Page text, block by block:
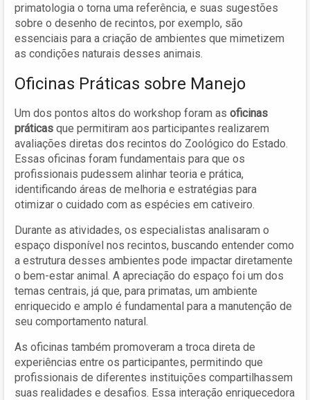
primatologia o torna uma referência, e suas sugestões
sobre o desenho de recintos, por exemplo, são
essenciais para a criação de ambientes que mimetizem
as condições naturais desses animais.
Oficinas Práticas sobre Manejo
Um dos pontos altos do workshop foram as oficinas
práticas que permitiram aos participantes realizarem
avaliações diretas dos recintos do Zoológico do Estado.
Essas oficinas foram fundamentais para que os
profissionais pudessem alinhar teoria e prática,
identificando áreas de melhoria e estratégias para
otimizar o cuidado com as espécies em cativeiro.
Durante as atividades, os especialistas analisaram o
espaço disponível nos recintos, buscando entender como
a estrutura desses ambientes pode impactar diretamente
o bem-estar animal. A apreciação do espaço foi um dos
temas centrais, já que, para primatas, um ambiente
enriquecido e amplo é fundamental para a manutenção de
seu comportamento natural.
As oficinas também promoveram a troca direta de
experiências entre os participantes, permitindo que
profissionais de diferentes instituições compartilhassem
suas realidades e desafios. Essa interação enriquecedora